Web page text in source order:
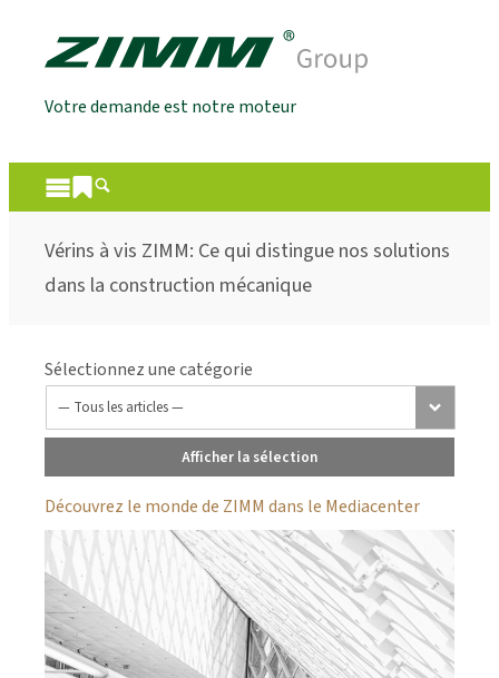
Votre demande est notre moteur
Vérins à vis ZIMM: Ce qui distingue nos solutions
dans la construction mécanique
Sélectionnez une catégorie
Afficher la sélection
Découvrez le monde de ZIMM dans le Mediacenter